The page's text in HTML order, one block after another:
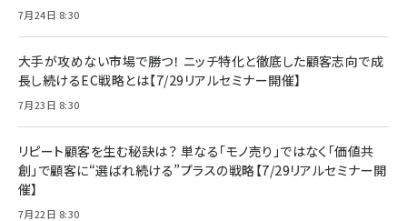
7月24日 8:30
大手が攻めない市場で勝つ！ ニッチ特化と徹底した顧客志向で成
長し続けるEC戦略とは【7/29リアルセミナー開催】
7月23日 8:30
リピート顧客を生む秘訣は？ 単なる「モノ売り」ではなく「価値共
創」で顧客に“選ばれ続ける”プラスの戦略【7/29リアルセミナー開
催】
7月22日 8:30